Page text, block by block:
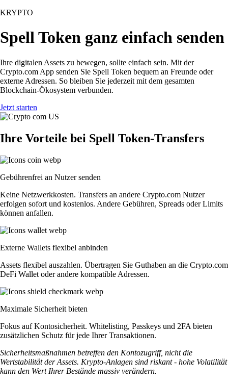
KRYPTO
Spell Token ganz einfach senden
Ihre digitalen Assets zu bewegen, sollte einfach sein. Mit der
Crypto.com App senden Sie Spell Token bequem an Freunde oder
externe Adressen. So bleiben Sie jederzeit mit dem gesamten
Blockchain-Ökosystem verbunden.
Jetzt starten
Ihre Vorteile bei Spell Token-Transfers
Gebührenfrei an Nutzer senden
Keine Netzwerkkosten. Transfers an andere Crypto.com Nutzer
erfolgen sofort und kostenlos. Andere Gebühren, Spreads oder Limits
können anfallen.
Externe Wallets flexibel anbinden
Assets flexibel auszahlen. Übertragen Sie Guthaben an die Crypto.com
DeFi Wallet oder andere kompatible Adressen.
Maximale Sicherheit bieten
Fokus auf Kontosicherheit. Whitelisting, Passkeys und 2FA bieten
zusätzlichen Schutz für jede Ihrer Transaktionen.
Sicherheitsmaßnahmen betreffen den Kontozugriff, nicht die
Wertstabilität der Assets. Krypto-Anlagen sind riskant - hohe Volatilität
kann den Wert Ihrer Bestände massiv verändern.